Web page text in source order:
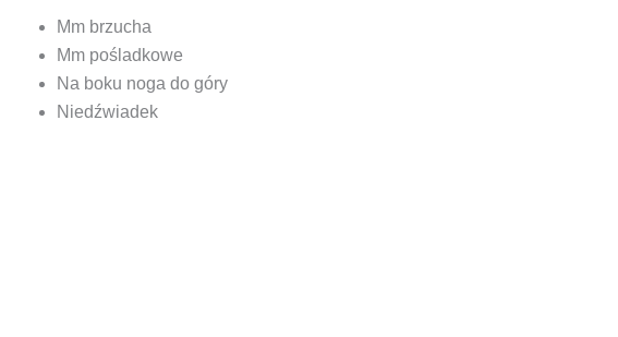
Mm brzucha
Mm pośladkowe
Na boku noga do góry
Niedźwiadek